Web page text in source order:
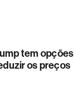
tem opções
os preços